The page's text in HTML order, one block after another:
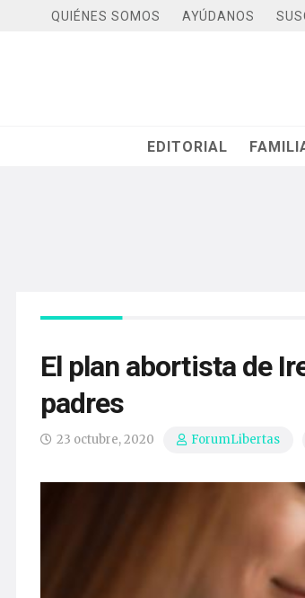
QUIÉNES SOMOS AYÚDANOS
EDITORIAL
El plan abortista de
padres
23 octubre, 2020 ForumLibertas